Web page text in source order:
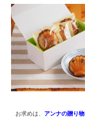
お求めは、 アンナの贈り物